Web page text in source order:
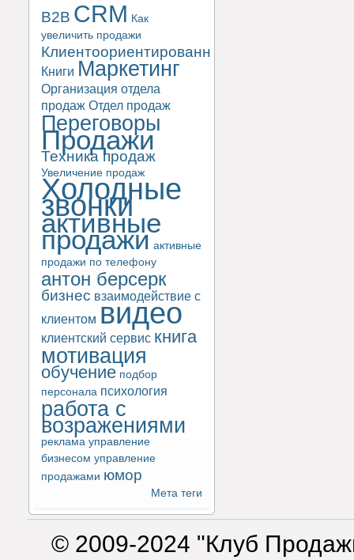
B2B CRM Как
увеличить продажи
Клиентоориентированность
Книги Маркетинг
Организация отдела
продаж Отдел продаж
Переговоры
Продажи
Техника продаж
Увеличение продаж
Холодные
звонки
активные
продажи активные
продажи по телефону
антон берсерк
бизнес взаимодействие с
клиентом видео
клиентский сервис книга
мотивация
обучение подбор
персонала психология
работа с
возражениями
реклама управление
бизнесом управление
продажами юмор
Мета теги
© 2009-2024 "Клуб